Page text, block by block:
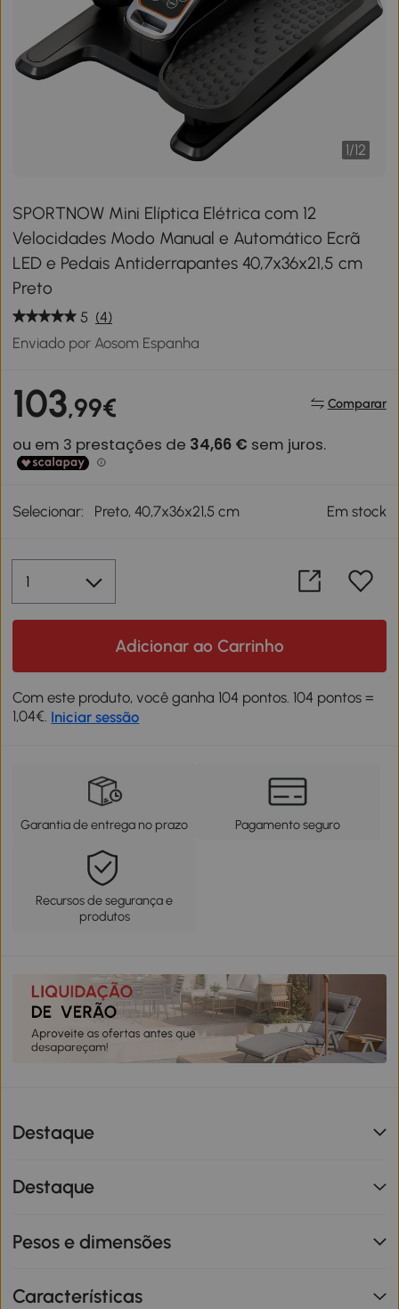
1/12
SPORTNOW Mini Elíptica Elétrica com 12
Velocidades Modo Manual e Automático Ecrã
LED e Pedais Antiderrapantes 40,7x36x21,5 cm
Preto
5 (4)
Enviado por Aosom Espanha
103,99€ Comparar
Selecionar: Preto, 40,7x36x21,5 cm Em stock
Adicionar ao Carrinho
Com este produto, você ganha 104 pontos. 104 pontos =
1,04€. Iniciar sessão
Garantia de entrega no prazo Pagamento seguro
Recursos de segurança e
produtos
Destaque
Destaque
Pesos e dimensões
Características